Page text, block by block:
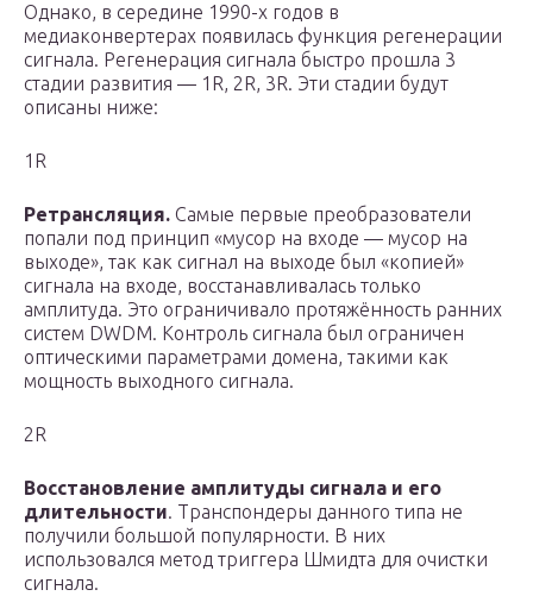
Однако, в середине 1990-х годов в
медиаконвертерах появилась функция регенерации
сигнала. Регенерация сигнала быстро прошла 3
стадии развития — 1R, 2R, 3R. Эти стадии будут
описаны ниже:
1R
Ретрансляция. Самые первые преобразователи
попали под принцип «мусор на входе — мусор на
выходе», так как сигнал на выходе был «копией»
сигнала на входе, восстанавливалась только
амплитуда. Это ограничивало протяжённость ранних
систем DWDM. Контроль сигнала был ограничен
оптическими параметрами домена, такими как
мощность выходного сигнала.
2R
Восстановление амплитуды сигнала и его
длительности. Транспондеры данного типа не
получили большой популярности. В них
использовался метод триггера Шмидта для очистки
сигнала.